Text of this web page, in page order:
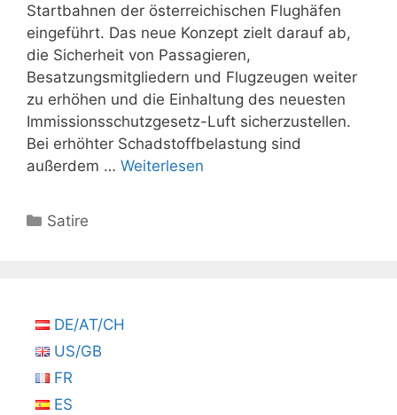
Startbahnen der österreichischen Flughäfen
eingeführt. Das neue Konzept zielt darauf ab,
die Sicherheit von Passagieren,
Besatzungsmitgliedern und Flugzeugen weiter
zu erhöhen und die Einhaltung des neuesten
Immissionsschutzgesetz-Luft sicherzustellen.
Bei erhöhter Schadstoffbelastung sind
außerdem … Weiterlesen
Kategorien
Satire
DE/AT/CH
US/GB
FR
ES